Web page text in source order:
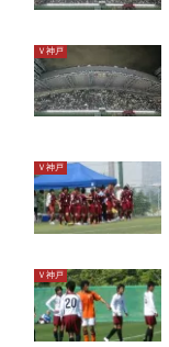
Ｖ神戸
Ｖ神戸
Ｖ神戸